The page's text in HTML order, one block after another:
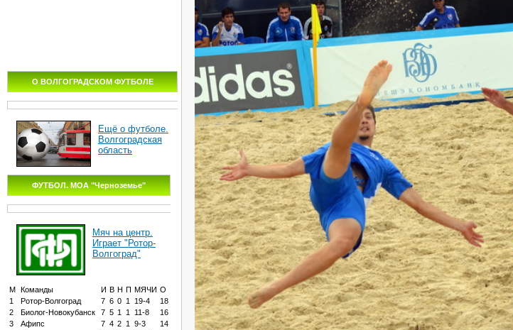
О ВОЛГОГРАДСКОМ ФУТБОЛЕ
Ещё о футболе.
Волгоградская
область
ФУТБОЛ. МОА "Черноземье"
Мяч на центр.
Играет "Ротор-
Волгоград"
М Команды И В Н П МЯЧИ О
1
Ротор-Волгоград 7 6 0 1 19-4
18
2
Биолог-Новокубанск 7 5 1 1 11-8
16
3
Афипс 7 4 2 1 9-3
14